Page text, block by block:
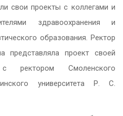
свои проекты с коллегами и
здравоохранения и
образования. Ректор
представляла проект своей
ректором Смоленского
университета Р. С.